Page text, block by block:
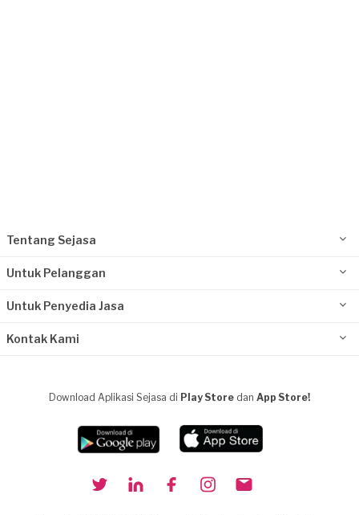
Tentang Sejasa
Untuk Pelanggan
Untuk Penyedia Jasa
Kontak Kami
Download Aplikasi Sejasa di Play Store dan App Store!